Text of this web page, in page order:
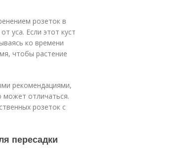
розеток в
уса. Если этот куст
ко времени
чтобы растение
рекомендациями,
может отличаться.
розеток с
пересадки